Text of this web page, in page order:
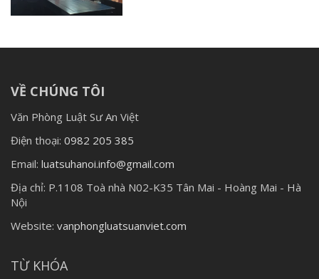
VỀ CHÚNG TÔI
Văn Phòng Luật Sư An Việt
Điện thoại: 0982 205 385
Email: luatsuhanoi.info@gmail.com
Địa chỉ: P.1108 Toà nhà N02-K35 Tân Mai - Hoàng Mai - Hà
Nội
Website: vanphongluatsuanviet.com
TỪ KHÓA